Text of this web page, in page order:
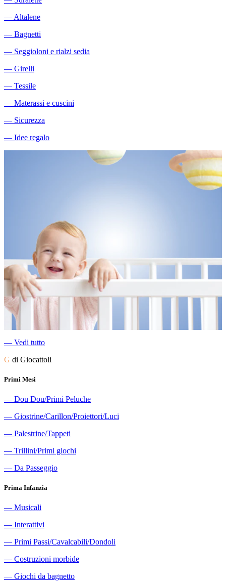
―Altalene
― Bagnetti
― Seggioloni e rialzi sedia
― Girelli
― Tessile
― Materassi e cuscini
― Sicurezza
― Idee regalo
― Vedi tutto
G di Giocattoli
Primi Mesi
― Dou Dou/Primi Peluche
― Giostrine/Carillon/Proiettori/Luci
― Palestrine/Tappeti
― Trillini/Primi giochi
― Da Passeggio
Prima Infanzia
― Musicali
― Interattivi
― Primi Passi/Cavalcabili/Dondoli
― Costruzioni morbide
― Giochi da bagnetto